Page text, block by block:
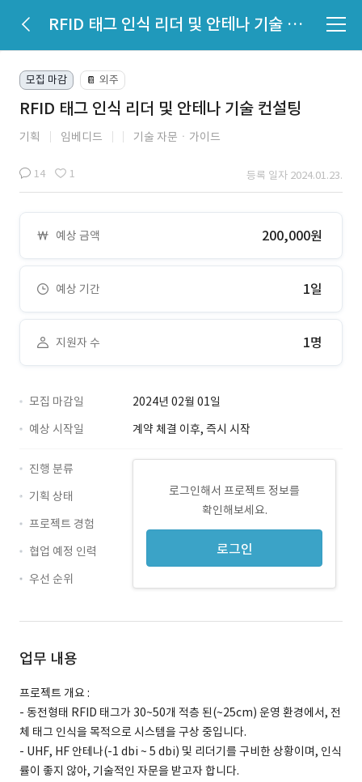
RFID 태그 인식 리더 및 안테나 기술 컨설팅
모집 마감 📔 외주
RFID 태그 인식 리더 및 안테나 기술 컨설팅
기획 임베디드 기술 자문ㆍ가이드
14 1 등록 일자 2024.01.23.
예상 금액 200,000원
예상 기간 1일
지원자 수 1명
모집 마감일
2024년 02월 01일
예상 시작일
계약 체결 이후, 즉시 시작
로그인해서 프로젝트 정보를
확인해보세요.
로그인
진행 분류
기획 상태
프로젝트 경험
협업 예정 인력
우선 순위
업무 내용
프로젝트 개요 :
- 동전형태 RFID 태그가 30~50개 적층 된(~25cm) 운영 환경에서, 전
체 태그 인식을 목적으로 시스템을 구상 중입니다.
- UHF, HF 안테나(-1 dbi ~ 5 dbi) 및 리더기를 구비한 상황이며, 인식
률이 좋지 않아, 기술적인 자문을 받고자 합니다.